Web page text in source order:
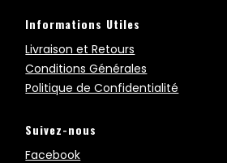
Informations Utiles
Livraison et Retours
Conditions Générales
Politique de Confidentialité
Suivez-nous
Facebook